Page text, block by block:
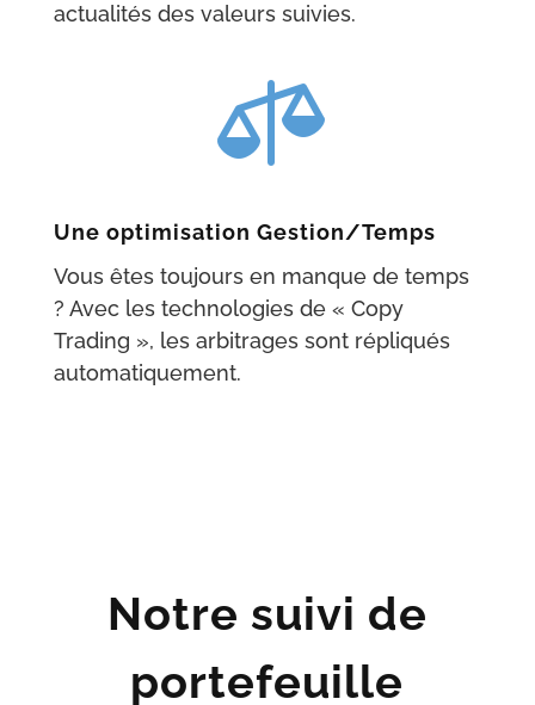
actualités des valeurs suivies.

Une optimisation Gestion/Temps
Vous êtes toujours en manque de temps
? Avec les technologies de « Copy
Trading », les arbitrages sont répliqués
automatiquement.
Notre suivi de
portefeuille